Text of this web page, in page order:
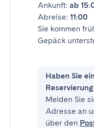
Ankunft: ab
Abreise: 11:00
Sie kommen
Gepäck
Haben Sie
Melden Sie
Adresse an
über den